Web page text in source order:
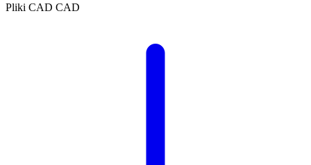
Pliki CAD CAD